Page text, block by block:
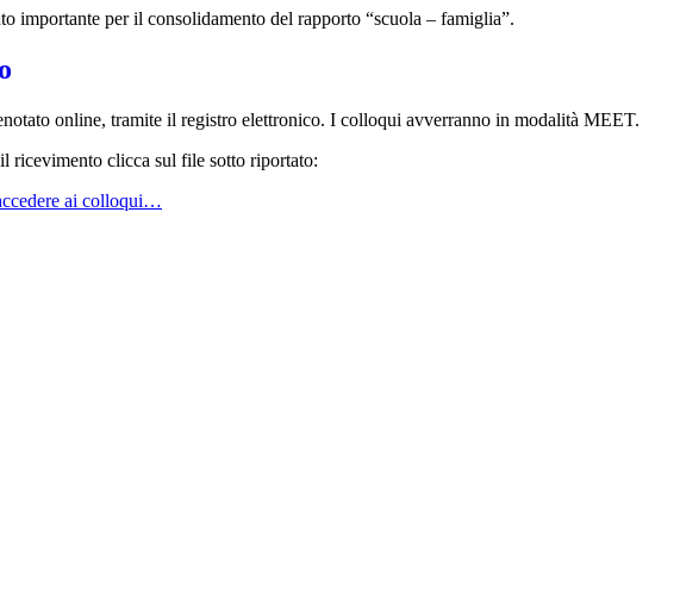
importante per il consolidamento del rapporto “scuola – famiglia”.
online, tramite il registro elettronico. I colloqui avverranno in modalità MEET.
ricevimento clicca sul file sotto riportato:
ai colloqui…